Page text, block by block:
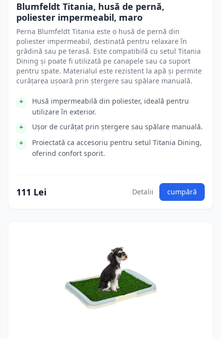
Blumfeldt Titania, husă de pernă,
poliester impermeabil, maro
Perna Blumfeldt Titania este o husă de pernă din
poliester impermeabil, destinată pentru relaxare în
grădină sau pe terasă. Este compatibilă cu setul Titania
Dining și poate fi utilizată pe canapele sau ca suport
pentru spate. Materialul este rezistent la apă și permite
curățarea ușoară prin ștergere sau spălare manuală.
Husă impermeabilă din poliester, ideală pentru
utilizare în exterior.
Ușor de curățat prin ștergere sau spălare manuală.
Proiectată ca accesoriu pentru setul Titania Dining,
oferind confort sporit.
111 Lei Detalii cumpără